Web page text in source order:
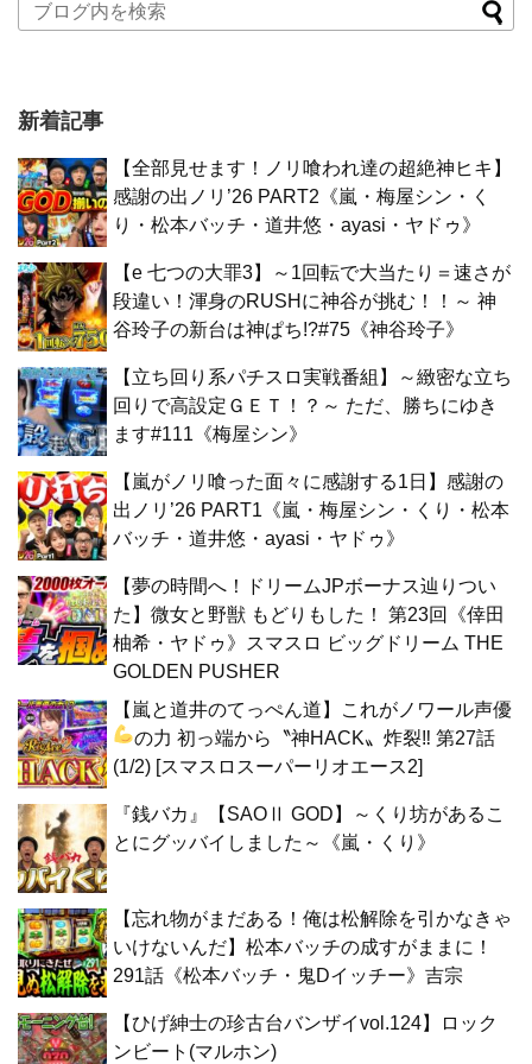
新着記事
【全部見せます！ノリ喰われ達の超絶神ヒキ】
感謝の出ノリ’26 PART2《嵐・梅屋シン・く
り・松本バッチ・道井悠・ayasi・ヤドゥ》
【e 七つの大罪3】～1回転で大当たり＝速さが
段違い！渾身のRUSHに神谷が挑む！！～ 神
谷玲子の新台は神ぱち!?#75《神谷玲子》
【立ち回り系パチスロ実戦番組】～緻密な立ち
回りで高設定ＧＥＴ！？～ ただ、勝ちにゆき
ます#111《梅屋シン》
【嵐がノリ喰った面々に感謝する1日】感謝の
出ノリ’26 PART1《嵐・梅屋シン・くり・松本
バッチ・道井悠・ayasi・ヤドゥ》
【夢の時間へ！ドリームJPボーナス辿りつい
た】微女と野獣 もどりもした！ 第23回《倖田
柚希・ヤドゥ》スマスロ ビッグドリーム THE
GOLDEN PUSHER
【嵐と道井のてっぺん道】これがノワール声優
の力 初っ端から〝神HACK〟炸裂‼ 第27話
(1/2) [スマスロスーパーリオエース2]
『銭バカ』【SAOⅡ GOD】～くり坊があるこ
とにグッバイしました～《嵐・くり》
【忘れ物がまだある！俺は松解除を引かなきゃ
いけないんだ】松本バッチの成すがままに！
291話《松本バッチ・鬼Dイッチー》吉宗
【ひげ紳士の珍古台バンザイvol.124】ロック
ンビート(マルホン)